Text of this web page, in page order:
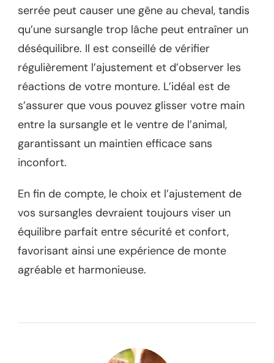
serrée peut causer une gêne au cheval, tandis
qu’une sursangle trop lâche peut entraîner un
déséquilibre. Il est conseillé de vérifier
régulièrement l’ajustement et d’observer les
réactions de votre monture. L’idéal est de
s’assurer que vous pouvez glisser votre main
entre la sursangle et le ventre de l’animal,
garantissant un maintien efficace sans
inconfort.
En fin de compte, le choix et l’ajustement de
vos sursangles devraient toujours viser un
équilibre parfait entre sécurité et confort,
favorisant ainsi une expérience de monte
agréable et harmonieuse.